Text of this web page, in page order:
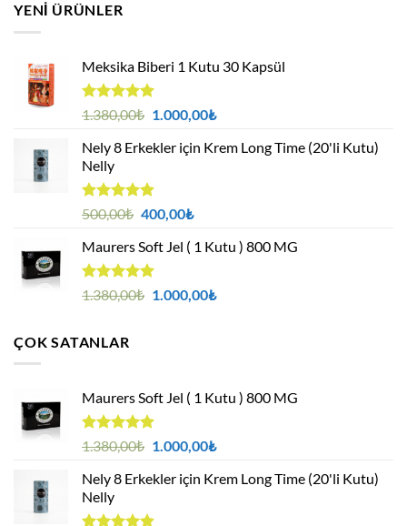
YENI ÜRÜNLER
Meksika Biberi 1 Kutu 30 Kapsül
5 üzerinden
oy
aldı
1.380,00₺ Orijinal
1.380,00₺.
1.000,00₺Şu
fiyat:
Nely 8 Erkekler için Krem Long Time (20'li Kutu)
Nelly
5 üzerinden
oy
aldı
500,00₺ Orijinal
500,00₺.
400,00₺Şu
fiyat:
Maurers Soft Jel ( 1 Kutu ) 800 MG
5 üzerinden
oy
1.380,00₺ Orijinal
1.000,00₺Şu
ÇOK SATANLAR
Maurers Soft Jel ( 1 Kutu ) 800 MG
5 üzerinden
oy
aldı
1.380,00₺ Orijinal
1.380,00₺.
1.000,00₺Şu
fiyat:
Nely 8 Erkekler için Krem Long Time (20'li Kutu)
Nelly